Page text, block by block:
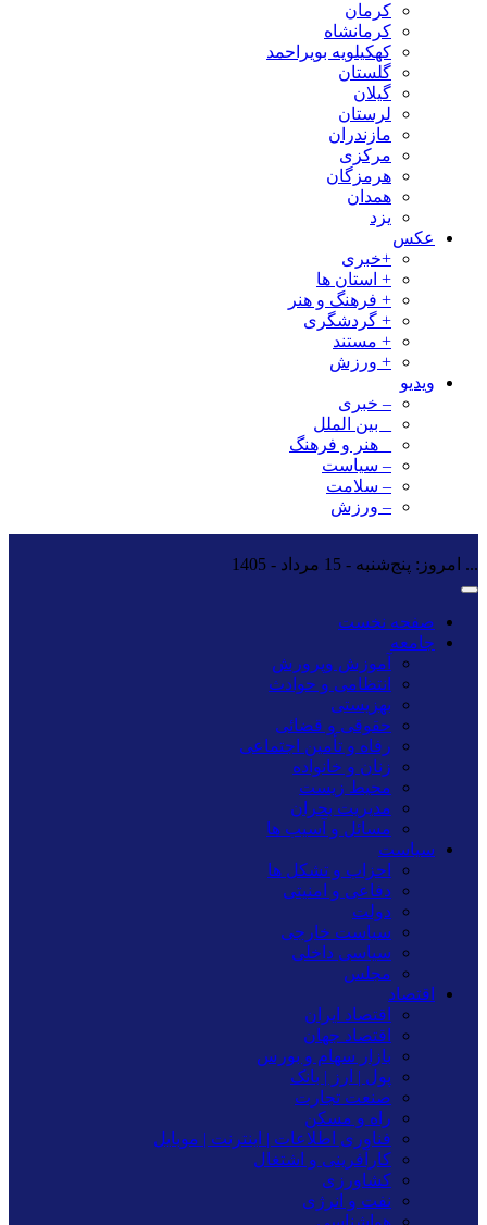
کرمان
کرمانشاه
کهکیلویه بویراحمد
گلستان
گیلان
لرستان
مازندران
مرکزی
هرمزگان
همدان
یزد
عکس
+خبری
+ استان ها
+ فرهنگ و هنر
+ گردشگری
+ مستند
+ ورزش
ویدیو
– خبری
_ بین الملل
_ هنر و فرهنگ
– سیاست
– سلامت
– ورزش
... امروز: پنج‌شنبه - 15 مرداد - 1405
صفحه نخست
جامعه
آموزش وپرورش
انتظامی و حوادث
بهزیستی
حقوقی و قضائی
رفاه و تأمین اجتماعی
زنان و خانواده
محیط زیست
مدیریت بحران
مسائل و آسیب ها
سیاست
احزاب و تشکل ها
دفاعی و امنیتی
دولت
سیاست خارجی
سیاسی داخلی
مجلس
اقتصاد
اقتصاد ایران
اقتصاد جهان
بازار سهام و بورس
پول | ارز | بانک
صنعت تجارت
راه و مسکن
فناوری اطلاعات | اینترنت | موبایل
کارآفرینی و اشتغال
کشاورزی
نفت و انرژی
هواشناسی